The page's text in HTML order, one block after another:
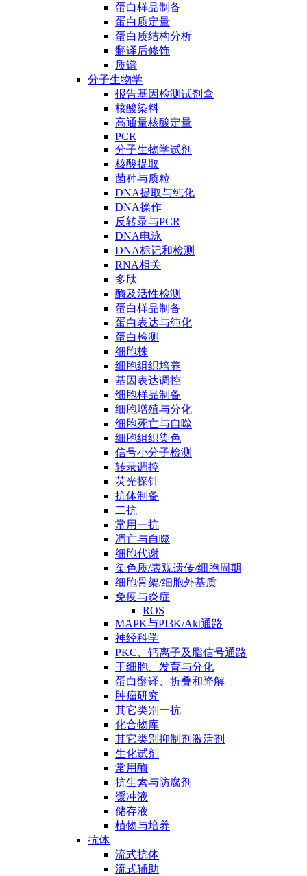
蛋白样品制备
蛋白质定量
蛋白质结构分析
翻译后修饰
质谱
分子生物学
报告基因检测试剂盒
核酸染料
高通量核酸定量
PCR
分子生物学试剂
核酸提取
菌种与质粒
DNA提取与纯化
DNA操作
反转录与PCR
DNA电泳
DNA标记和检测
RNA相关
多肽
酶及活性检测
蛋白样品制备
蛋白表达与纯化
蛋白检测
细胞株
细胞组织培养
基因表达调控
细胞样品制备
细胞增殖与分化
细胞死亡与自噬
细胞组织染色
信号小分子检测
转录调控
荧光探针
抗体制备
二抗
常用一抗
凋亡与自噬
细胞代谢
染色质/表观遗传/细胞周期
细胞骨架/细胞外基质
免疫与炎症
ROS
MAPK与PI3K/Akt通路
神经科学
PKC、钙离子及脂信号通路
干细胞、发育与分化
蛋白翻译、折叠和降解
肿瘤研究
其它类别一抗
化合物库
其它类别抑制剂激活剂
生化试剂
常用酶
抗生素与防腐剂
缓冲液
储存液
植物与培养
抗体
流式抗体
流式辅助